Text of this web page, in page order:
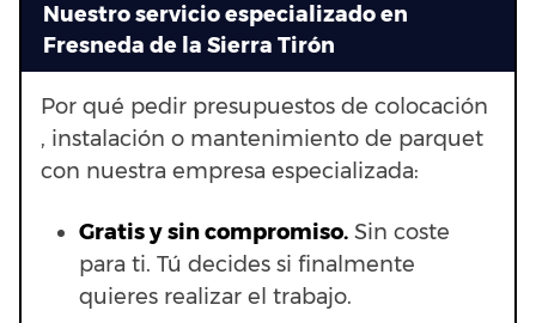
Nuestro servicio especializado en
Fresneda de la Sierra Tirón
Por qué pedir presupuestos de colocación
, instalación o mantenimiento de parquet
con nuestra empresa especializada:
Gratis y sin compromiso. Sin coste
para ti. Tú decides si finalmente
quieres realizar el trabajo.